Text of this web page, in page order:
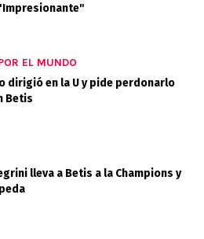
EL MUNDO
dirigió en la U y pide perdonarlo
Betis
lleva a Betis a la Champions y